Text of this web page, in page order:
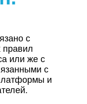
с
или же с
с
и